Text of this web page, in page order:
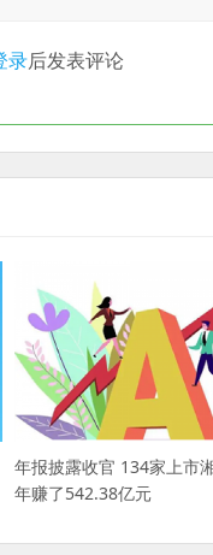
录后发表评论
年报披露收官 134家上市
年赚了542.38亿元